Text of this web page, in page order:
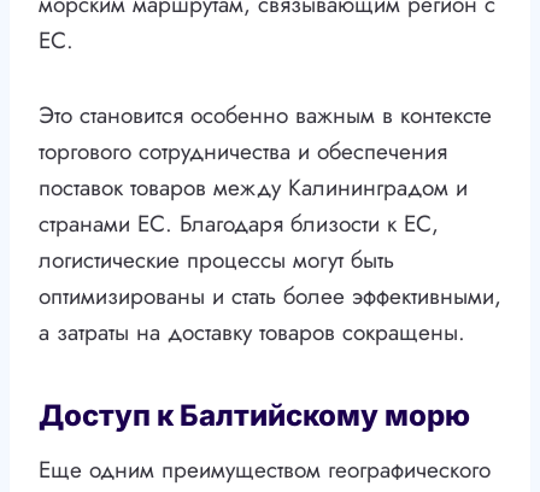
ЕС.
Это становится особенно важным в контексте
торгового сотрудничества и обеспечения
поставок товаров между Калининградом и
странами ЕС. Благодаря близости к ЕС,
логистические процессы могут быть
оптимизированы и стать более эффективными,
а затраты на доставку товаров сокращены.
Доступ к Балтийскому морю
Еще одним преимуществом географического